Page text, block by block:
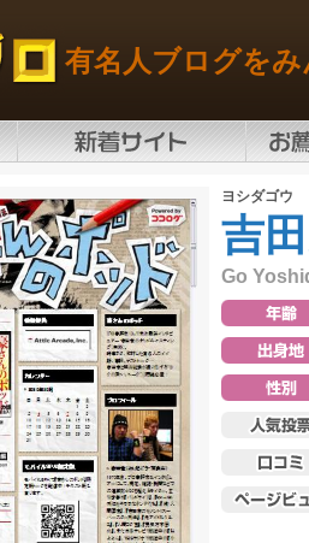
有名人ブログを
ヨシダゴウ
吉
Go